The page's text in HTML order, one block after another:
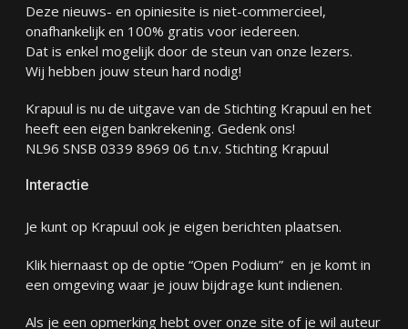
Deze nieuws- en opiniesite is niet-commercieel,
onafhankelijk en 100% gratis voor iedereen.
Dat is enkel mogelijk door de steun van onze lezers.
Wij hebben jouw steun hard nodig!
Krapuul is nu de uitgave van de Stichting Krapuul en het
heeft een eigen bankrekening. Gedenk ons!
NL96 SNSB 0339 8969 06 t.n.v. Stichting Krapuul
Interactie
Je kunt op Krapuul ook je eigen berichten plaatsen.
Klik hiernaast op de optie “Open Podium” en je komt in
een omgeving waar je jouw bijdrage kunt indienen.
Als je een opmerking hebt over onze site of je wil auteur